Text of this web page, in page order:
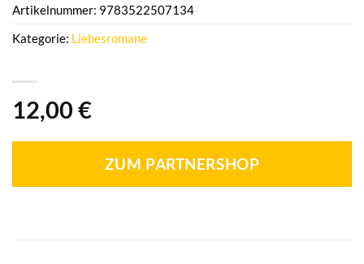
12,00 €
ZUM PARTNERSHOP
Artikelnummer: 9783522507134
Kategorie: Liebesromane